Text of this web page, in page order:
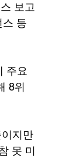
보고
등
주요
8위
지만
못 미